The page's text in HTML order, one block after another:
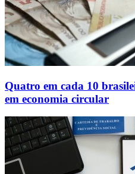
Quatro em cada 10
em economia circular